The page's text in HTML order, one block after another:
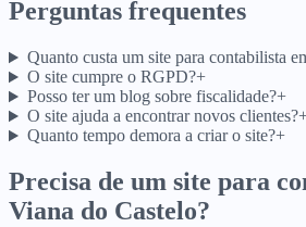
Perguntas frequentes
Quanto custa um site para contabilista
O site cumpre o RGPD?+
Posso ter um blog sobre fiscalidade?+
O site ajuda a encontrar novos clientes?
Quanto tempo demora a criar o site?+
Precisa de um site para
Viana do Castelo?